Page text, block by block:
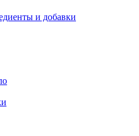
и добавки